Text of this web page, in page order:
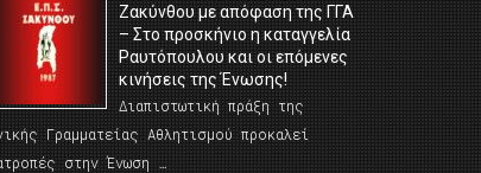
Ζακύνθου με απόφαση της ΓΓΑ
– Στο προσκήνιο η καταγγελία
Ραυτόπουλου και οι επόμενες
κινήσεις της Ένωσης!
Διαπιστωτική πράξη της
Γραμματείας Αθλητισμού προκαλεί
στην Ένωση …